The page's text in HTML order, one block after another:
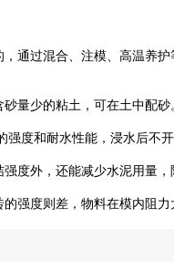
通过混合、注模、高温养护
量少的粘土，可在土中配
度和耐水性能，浸水后不
度外，还能减少水泥用量，
强度则差，物料在模内阻